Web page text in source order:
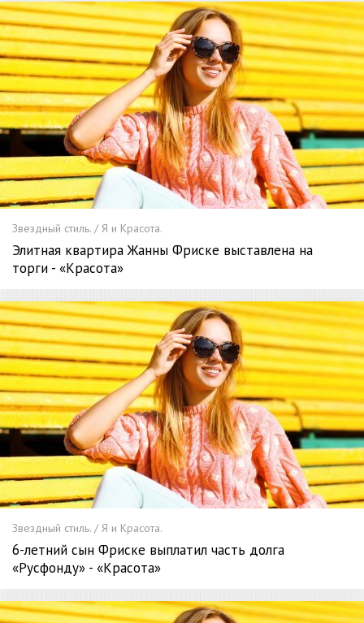
Звездный стиль. / Я и Красота.
Элитная квартира Жанны Фриске выставлена на
торги - «Красота»
Звездный стиль. / Я и Красота.
6-летний сын Фриске выплатил часть долга
«Русфонду» - «Красота»